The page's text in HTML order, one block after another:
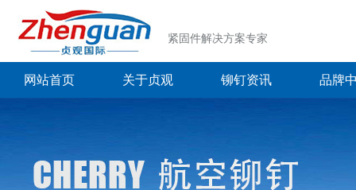
紧固件解决方案专家
网站首页 关于贞观 铆钉资讯 品牌